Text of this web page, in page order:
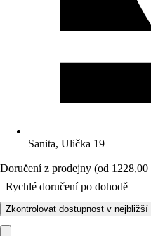
Sanita, Ulička 19
Doručení z prodejny (od
Rychlé doručení po dohodě
Zkontrolovat dostupnost v nejbližší